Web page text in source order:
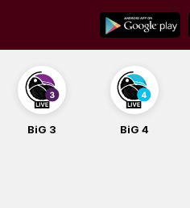
content
BiG 3 BiG 4